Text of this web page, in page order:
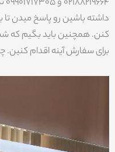
داشته باشین رو پاسخ میدن تا
کنن. همچنین باید بگیم که
برای سفارش آینه اقدام کنین.